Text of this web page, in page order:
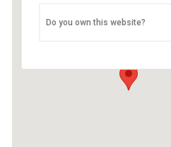
ul. Głogowska 35 - Poznań
Wydarzenia
Do you own this website?